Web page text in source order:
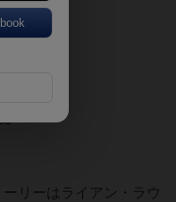
リーはライアン・ラウ